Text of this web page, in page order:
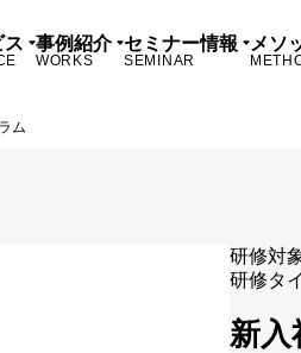
ス 事例紹介
WORKS
セミナー情報
SEMINAR
メソ
ム
研修対
研修タ
新